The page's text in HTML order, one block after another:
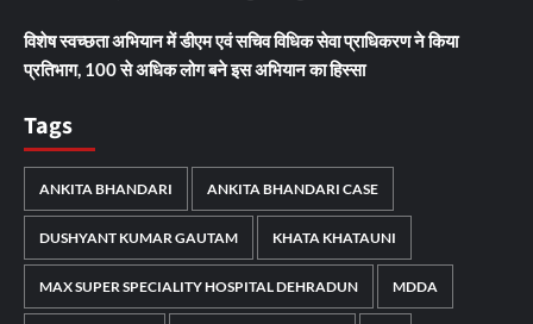
विशेष स्वच्छता अभियान में डीएम एवं सचिव विधिक सेवा प्राधिकरण ने किया
प्रतिभाग, 100 से अधिक लोग बने इस अभियान का हिस्सा
Tags
ANKITA BHANDARI ANKITA BHANDARI CASE
DUSHYANT KUMAR GAUTAM KHATA KHATAUNI
MAX SUPER SPECIALITY HOSPITAL DEHRADUN MDDA